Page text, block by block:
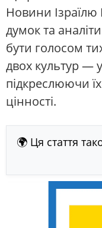
Новини
думок та
бути голосом
двох культур —
підкреслюючи
цінності.
🌍 Ця стаття